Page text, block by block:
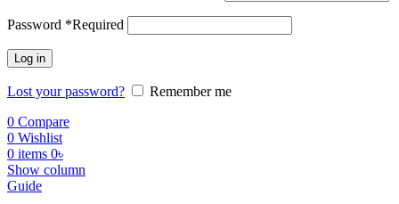
Password *Required
Log in
Lost your password?
Remember me
0 Compare
0 Wishlist
0 items 0৳
Show column
Guide